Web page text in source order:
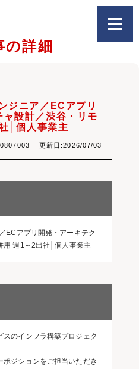
の詳細
ジニア／ECアプリ
ャ設計／渋谷・リモ
│個人事業主
更新日:2026/07/03
ECアプリ開発・アーキテク
用 週1～2出社│個人事業主
のインフラ構築プロジェク
ジションをご担当いただき